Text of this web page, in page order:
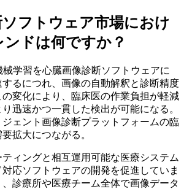
フトウェア市場におけ
ドは何ですか？
学習を心臓画像診断ソフトウェアに
るにつれ、画像の自動解釈と診断精度
変化により、臨床医の作業負担が軽減
迅速かつ一貫した検出が可能になる。
ェント画像診断プラットフォームの臨
拡大につながる。
ィングと相互運用可能な医療システム
応ソフトウェアの開発を促進していま
診療所や医療チーム全体で画像データ